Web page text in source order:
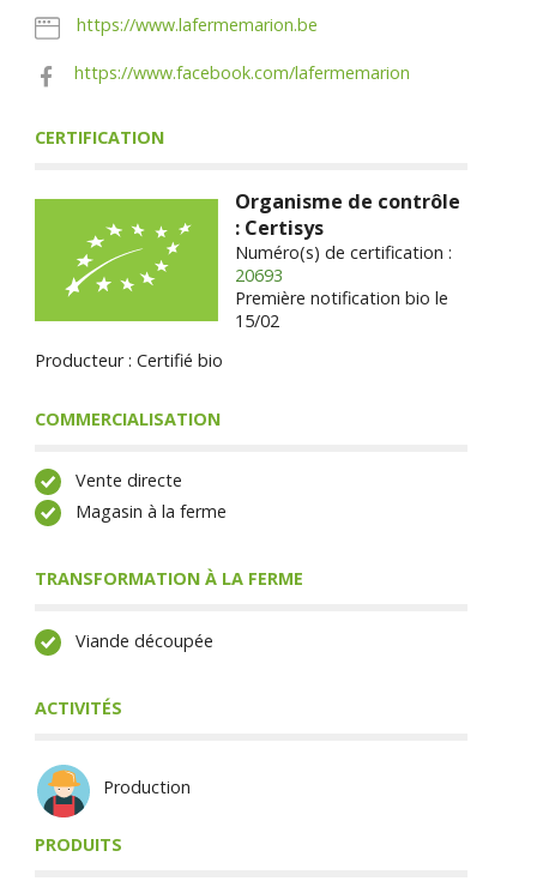
https://www.lafermemarion.be
https://www.facebook.com/lafermemarion
CERTIFICATION
Organisme de contrôle
: Certisys
Numéro(s) de certification :
20693
Première notification bio le
15/02
Producteur : Certifié bio
COMMERCIALISATION
Vente directe
Magasin à la ferme
TRANSFORMATION À LA FERME
Viande découpée
ACTIVITÉS
Production
PRODUITS